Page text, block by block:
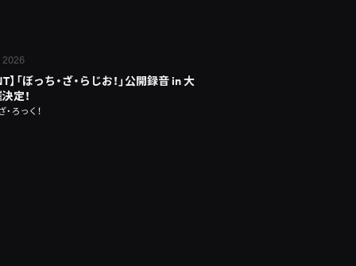
2026
】「ぼっち・ざ・らじお！」公開録音 in 大
定！
・ろっく！